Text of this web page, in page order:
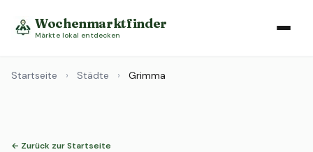
Wochenmarktfinder
Märkte lokal entdecken
Startseite › Städte › Grimma
← Zurück zur Startseite